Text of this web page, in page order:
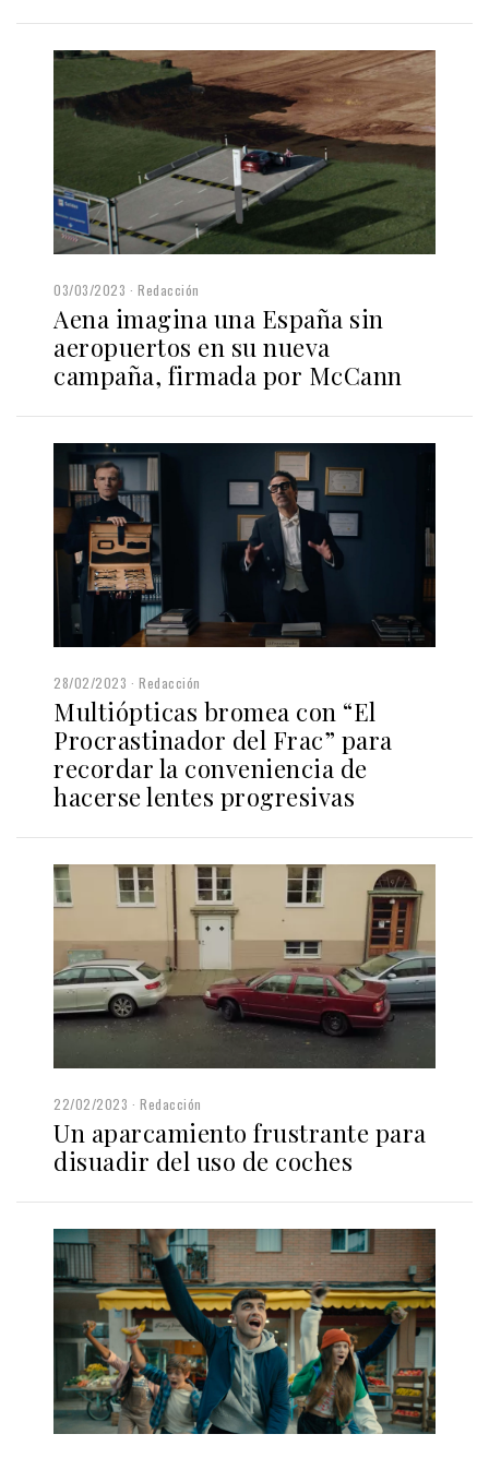
03/03/2023 Redacción
Aena imagina una España sin
aeropuertos en su nueva
campaña, firmada por McCann
28/02/2023 Redacción
Multiópticas bromea con “El
Procrastinador del Frac” para
recordar la conveniencia de
hacerse lentes progresivas
22/02/2023 Redacción
Un aparcamiento frustrante para
disuadir del uso de coches